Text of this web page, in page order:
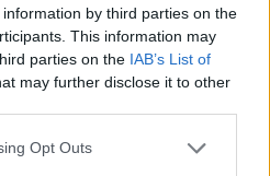
by third parties on the
This information may
parties on the IAB’s List of
may further disclose it to other
app uses one or more Google
Opt Outs
να συγκεντρώσει
για την παροχή
είναι το κύριο
Τεχνολογίας